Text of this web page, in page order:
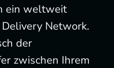
ein weltweit
Network.
der
zwischen Ihrem